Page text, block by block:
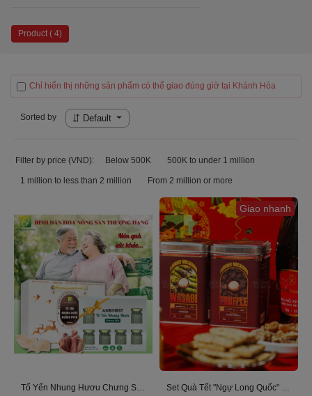
Product ( 4)
Chỉ hiển thị những sản phẩm có thể giao đúng giờ tại Khánh Hòa
Sorted by Default
Filter by price (VND): Below 500K 500K to under 1 million
1 million to less than 2 million From 2 million or more
Tổ Yến Nhung Hươu Chưng Sẵn Anbienst
Giao nhanh
Set Quà Tết "Ngự Long Quốc" - Đón Lộc Về Nhà